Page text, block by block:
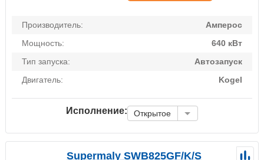
Производитель:
Амперос
Мощность:
640 кВт
Тип запуска:
Автозапуск
Двигатель:
Kogel
Исполнение: Открытое
Supermaly SWB825GF/K/S